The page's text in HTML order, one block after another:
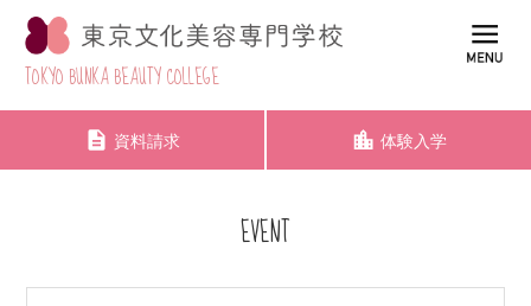
TOKYO BUNKA BEAUTY COLLEGE
資料請求 体験入学
EVENT